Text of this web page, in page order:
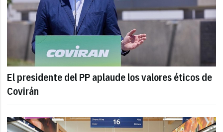
El presidente del PP aplaude los valores éticos de
Covirán